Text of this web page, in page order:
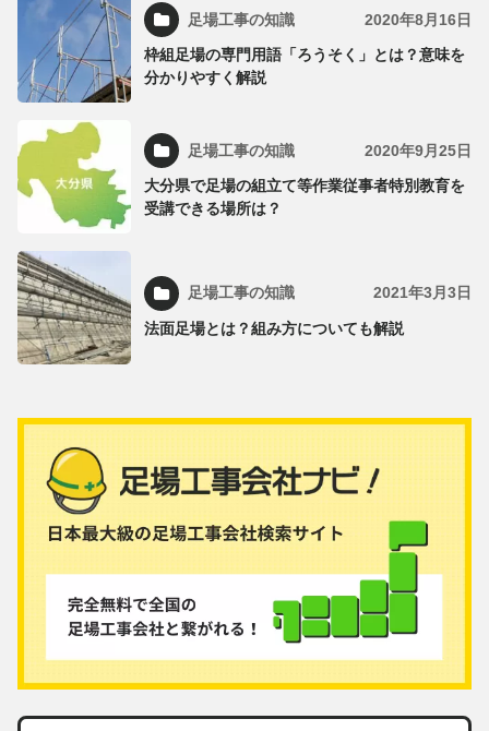
足場工事の知識 2020年8月16日
枠組足場の専門用語「ろうそく」とは？意味を
分かりやすく解説
足場工事の知識 2020年9月25日
大分県で足場の組立て等作業従事者特別教育を
受講できる場所は？
足場工事の知識 2021年3月3日
法面足場とは？組み方についても解説